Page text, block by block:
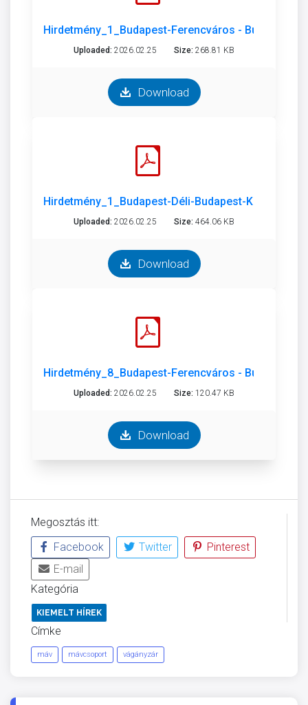
Hirdetmény_1_Budapest-Ferencváros - Budapest-
Uploaded: 2026.02.25 Size: 268.81 KB
Download
Hirdetmény_1_Budapest-Déli-Budapest-
Uploaded: 2026.02.25 Size: 464.06 KB
Download
Hirdetmény_8_Budapest-Ferencváros - Budapest-
Uploaded: 2026.02.25 Size: 120.47 KB
Download
Megosztás itt:
Facebook
Twitter
Pinterest
E-mail
Kategória
KIEMELT HÍREK
Címke
máv mávcsoport vágányzár